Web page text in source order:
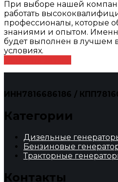
При выборе нашей
работать
профессионалы, которые
знаниями и опытом.
будет выполнен в лучшем
условиях.
ИНН7816686186 /
Категории
Дизельные
Бензиновые
Тракторные
Контакты